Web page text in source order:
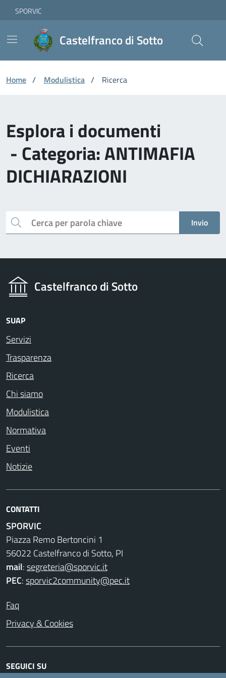
Skip to Main Content
Vai ai contenuti
Vai al footer
SPORVIC
Castelfranco di Sotto
Home / Modulistica / Ricerca
Esplora i documenti
- Categoria: ANTIMAFIA
DICHIARAZIONI
Cerca Invio
Castelfranco di Sotto
SUAP
Servizi
Trasparenza
Ricerca
Chi siamo
Modulistica
Normativa
Eventi
Notizie
CONTATTI
SPORVIC
Piazza Remo Bertoncini 1
56022 Castelfranco di Sotto, PI
mail:segreteria@sporvic.it
PEC:sporvic2community@pec.it
Faq
Privacy & Cookies
SEGUICI SU